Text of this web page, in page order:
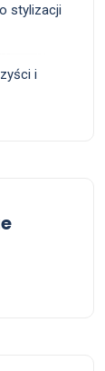
stylizacji
i